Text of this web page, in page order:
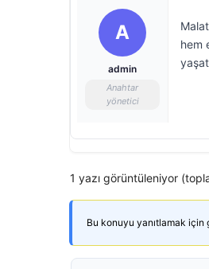
A
admin
Anahtar
yönetici
hem
1 yazı görüntüleniyor
Bu konuyu yanıtlamak için